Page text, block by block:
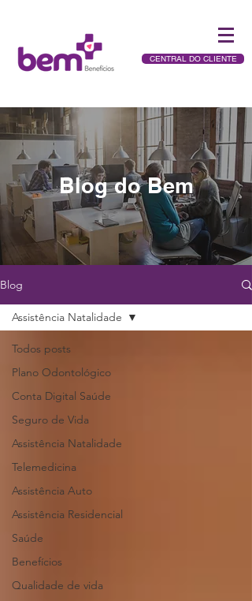
CENTRAL DO CLIENTE
Blog do Bem
Blog
Todos posts
Plano Odontológico
Conta Digital Saúde
Seguro de Vida
Assistência Natalidade
Telemedicina
Assistência Auto
Assistência Residencial
Saúde
Benefícios
Qualidade de vida
Assistência Natalidade